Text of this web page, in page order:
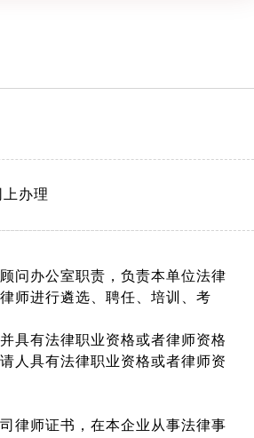
办理
问办公室职责，负责本单位法律
师进行遴选、聘任、培训、考
具有法律职业资格或者律师资格
人具有法律职业资格或者律师资
律师证书，在本企业从事法律事